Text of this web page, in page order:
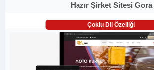
Hazır Şirket Sitesi Gora
Çoklu Dil Özelliği